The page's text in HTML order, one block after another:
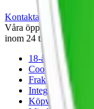
Kontakta oss
Våra öppettider är:
inom 24 timmar på
18-årsgräns
Cookiepolicy
Frakt- och
Integritetspolicy
Köpvillkor